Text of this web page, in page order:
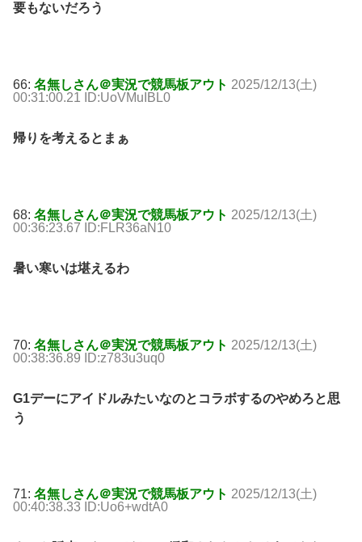
要もないだろう
66: 名無しさん＠実況で競馬板アウト 2025/12/13(土)
00:31:00.21 ID:UoVMuIBL0
帰りを考えるとまぁ
68: 名無しさん＠実況で競馬板アウト 2025/12/13(土)
00:36:23.67 ID:FLR36aN10
暑い寒いは堪えるわ
70: 名無しさん＠実況で競馬板アウト 2025/12/13(土)
00:38:36.89 ID:z783u3uq0
G1デーにアイドルみたいなのとコラボするのやめろと思
う
71: 名無しさん＠実況で競馬板アウト 2025/12/13(土)
00:40:38.33 ID:Uo6+wdtA0